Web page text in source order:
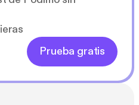
Prueba gratis